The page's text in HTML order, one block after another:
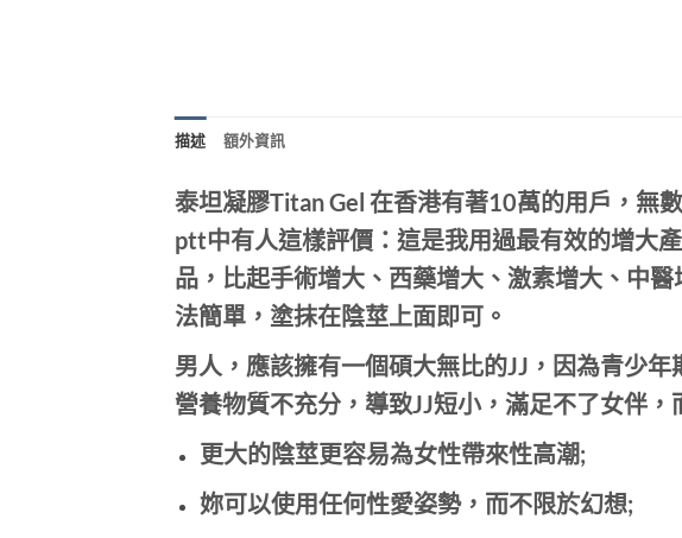
描述 額外資訊
泰坦凝膠Titan Gel 在香港有著10萬的用戶， 無
ptt中有人這樣評價：這是我用過最有效的增大產
品，比起手術增大、西藥增大、激素增大、中
法簡單，塗抹在陰莖上面即可。
男人，應該擁有一個碩大無比的JJ，因為青少
營養物質不充分，導致JJ短小，滿足不了女伴
更大的陰莖更容易為女性帶來性高潮;
妳可以使用任何性愛姿勢，而不限於幻想;